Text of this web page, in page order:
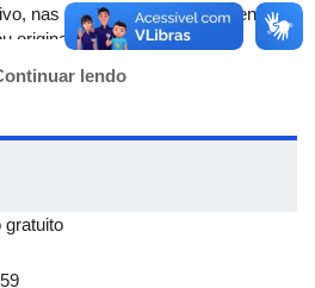
nas modalidades: teatro (cenas
original) e poesia.
devem ser feitas até dia 7 de julho,
nos dias 7 e 8 de agosto, no
com horários a serem definidos
nos anais do evento. Os
lendo
gratuito